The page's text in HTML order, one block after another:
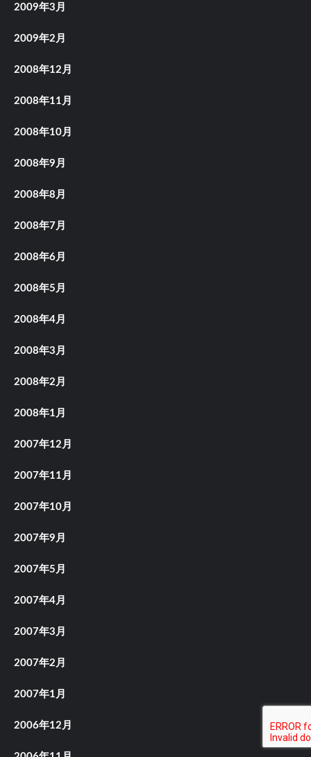
2009年3月
2009年2月
2008年12月
2008年11月
2008年10月
2008年9月
2008年8月
2008年7月
2008年6月
2008年5月
2008年4月
2008年3月
2008年2月
2008年1月
2007年12月
2007年11月
2007年10月
2007年9月
2007年5月
2007年4月
2007年3月
2007年2月
2007年1月
2006年12月